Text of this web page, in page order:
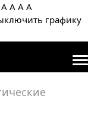
А А А А